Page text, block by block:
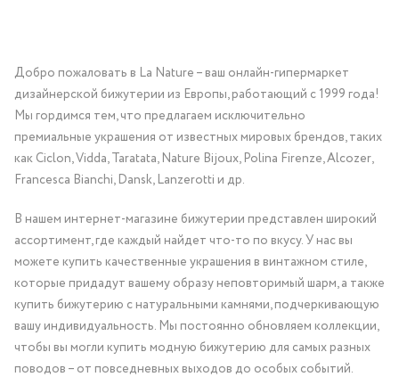
Добро пожаловать в La Nature – ваш онлайн-гипермаркет
дизайнерской бижутерии из Европы, работающий с 1999 года!
Мы гордимся тем, что предлагаем исключительно
премиальные украшения от известных мировых брендов, таких
как Ciclon, Vidda, Taratata, Nature Bijoux, Polina Firenze, Alcozer,
Francesca Bianchi, Dansk, Lanzerotti и др.
В нашем интернет-магазине бижутерии представлен широкий
ассортимент, где каждый найдет что-то по вкусу. У нас вы
можете купить качественные украшения в винтажном стиле,
которые придадут вашему образу неповторимый шарм, а также
купить бижутерию с натуральными камнями, подчеркивающую
вашу индивидуальность. Мы постоянно обновляем коллекции,
чтобы вы могли купить модную бижутерию для самых разных
поводов – от повседневных выходов до особых событий.